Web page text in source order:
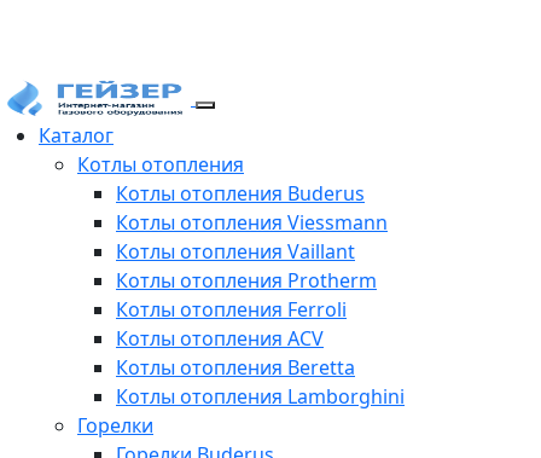
Каталог
Котлы отопления
Котлы отопления Buderus
Котлы отопления Viessmann
Котлы отопления Vaillant
Котлы отопления Protherm
Котлы отопления Ferroli
Котлы отопления ACV
Котлы отопления Beretta
Котлы отопления Lamborghini
Горелки